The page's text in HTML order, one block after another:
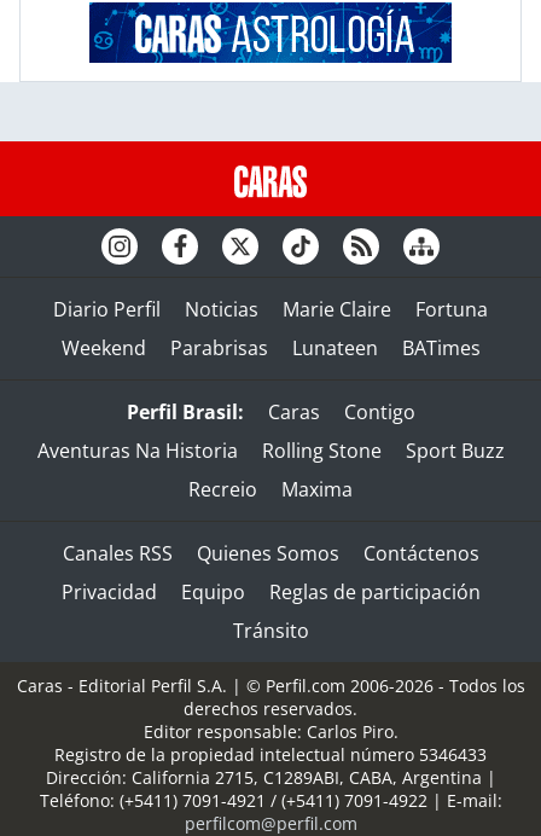
Diario Perfil Noticias Marie Claire
Fortuna
Weekend
Parabrisas Lunateen BATimes
Perfil Brasil: Caras
Contigo
Aventuras Na Historia
Rolling Stone
Sport Buzz
Recreio
Maxima
Canales RSS Quienes Somos
Contáctenos
Privacidad
Equipo
Reglas de participación
Tránsito
Caras - Editorial Perfil S.A. | © Perfil.com 2006-2026 - Todos los
derechos reservados.
Editor responsable: Carlos Piro.
Registro de la propiedad intelectual número 5346433
Dirección: California 2715, C1289ABI, CABA, Argentina |
Teléfono: (+5411) 7091-4921 / (+5411) 7091-4922 | E-mail:
perfilcom@perfil.com